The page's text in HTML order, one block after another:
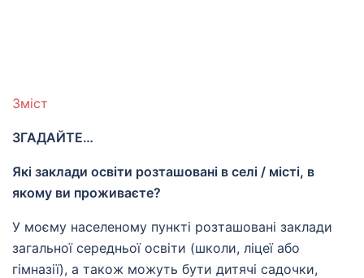
Зміст
ЗГАДАЙТЕ…
Які заклади освіти розташовані в селі / місті, в
якому ви проживаєте?
У моєму населеному пункті розташовані заклади
загальної середньої освіти (школи, ліцеї або
гімназії), а також можуть бути дитячі садочки,